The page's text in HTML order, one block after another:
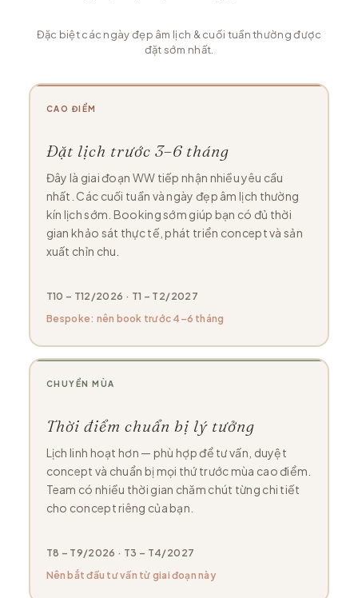
Đặc biệt các ngày đẹp âm lịch & cuối tuần thường được
đặt sớm nhất.
CAO ĐIỂM
Đặt lịch trước 3–6 tháng
Đây là giai đoạn WW tiếp nhận nhiều yêu cầu
nhất. Các cuối tuần và ngày đẹp âm lịch thường
kín lịch sớm. Booking sớm giúp bạn có đủ thời
gian khảo sát thực tế, phát triển concept và sản
xuất chỉn chu.
T10 – T12/2026 · T1 – T2/2027
Bespoke: nên book trước 4–6 tháng
CHUYỂN MÙA
Thời điểm chuẩn bị lý tưởng
Lịch linh hoạt hơn — phù hợp để tư vấn, duyệt
concept và chuẩn bị mọi thứ trước mùa cao điểm.
Team có nhiều thời gian chăm chút từng chi tiết
cho concept riêng của bạn.
T8 – T9/2026 · T3 – T4/2027
Nên bắt đầu tư vấn từ giai đoạn này